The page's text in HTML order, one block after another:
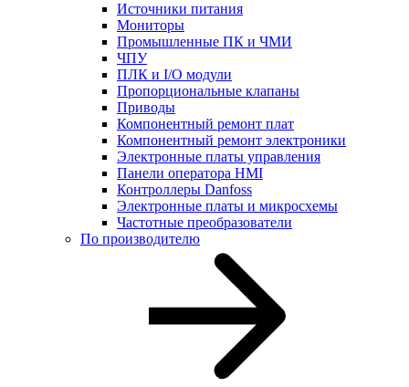
Источники питания
Мониторы
Промышленные ПК и ЧМИ
ЧПУ
ПЛК и I/O модули
Пропорциональные клапаны
Приводы
Компонентный ремонт плат
Компонентный ремонт электроники
Электронные платы управления
Панели оператора HMI
Контроллеры Danfoss
Электронные платы и микросхемы
Частотные преобразователи
По производителю